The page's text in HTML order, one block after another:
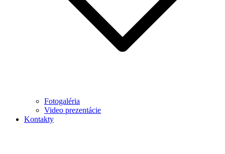
Fotogaléria
Video prezentácie
Kontakty